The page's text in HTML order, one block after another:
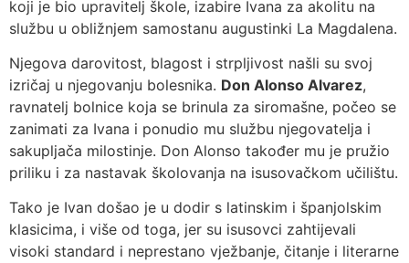
koji je bio upravitelj škole, izabire Ivana za akolitu na
službu u obližnjem samostanu augustinki La Magdalena.
Njegova darovitost, blagost i strpljivost našli su svoj
izričaj u njegovanju bolesnika. Don Alonso Alvarez,
ravnatelj bolnice koja se brinula za siromašne, počeo se
zanimati za Ivana i ponudio mu službu njegovatelja i
sakupljača milostinje. Don Alonso također mu je pružio
priliku i za nastavak školovanja na isusovačkom učilištu.
Tako je Ivan došao je u dodir s latinskim i španjolskim
klasicima, i više od toga, jer su isusovci zahtijevali
visoki standard i neprestano vježbanje, čitanje i literarne